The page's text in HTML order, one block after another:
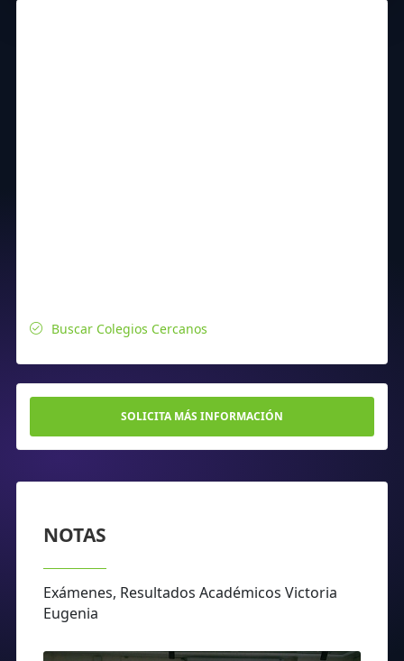
Buscar Colegios Cercanos
SOLICITA MÁS INFORMACIÓN
NOTAS
Exámenes, Resultados Académicos Victoria
Eugenia